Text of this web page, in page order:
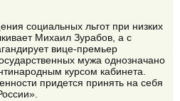
социальных льгот при низких
Михаил Зурабов, а с
вице-премьер
мужа однозначано
курсом кабинета.
придется принять на себя